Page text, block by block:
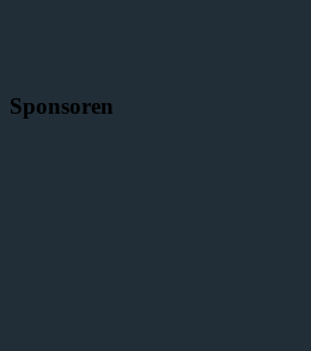
Sponsoren